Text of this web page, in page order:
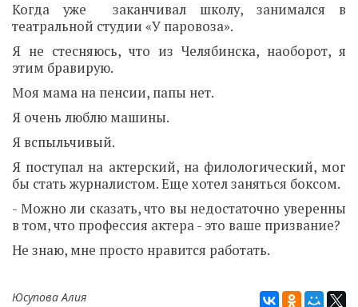
Когда уже заканчивал школу, занимался в
театральной студии «У паровоза».
Я не стесняюсь, что из Челябинска, наоборот, я
этим бравирую.
Моя мама на пенсии, папы нет.
Я очень люблю машины.
Я вспыльчивый.
Я поступал на актерский, на филологический, мог
бы стать журналистом. Еще хотел заняться боксом.
- Можно ли сказать, что вы недостаточно уверенны
в том, что профессия актера - это ваше призвание?
Не знаю, мне просто нравится работать.
Юсупова Алия